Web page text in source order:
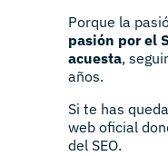
Porque la
pasión por el
acuesta,
años.
Si te has
web oficial
del SEO.